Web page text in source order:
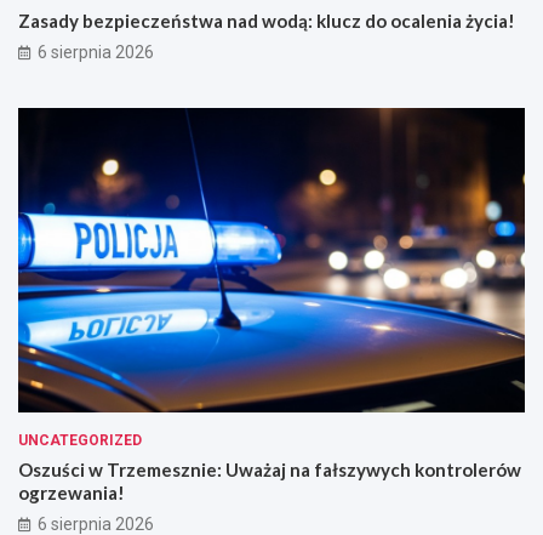
Zasady bezpieczeństwa nad wodą: klucz do ocalenia życia!
6 sierpnia 2026
UNCATEGORIZED
Oszuści w Trzemesznie: Uważaj na fałszywych kontrolerów
ogrzewania!
6 sierpnia 2026